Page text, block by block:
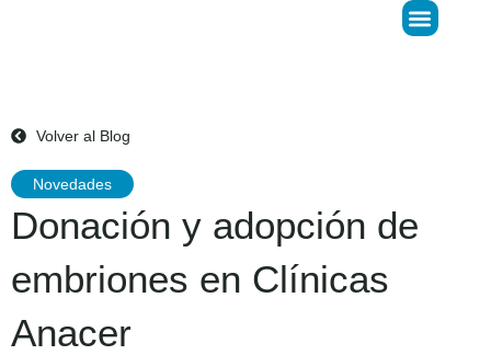
Volver al Blog
Novedades
Donación y adopción de
embriones en Clínicas
Anacer